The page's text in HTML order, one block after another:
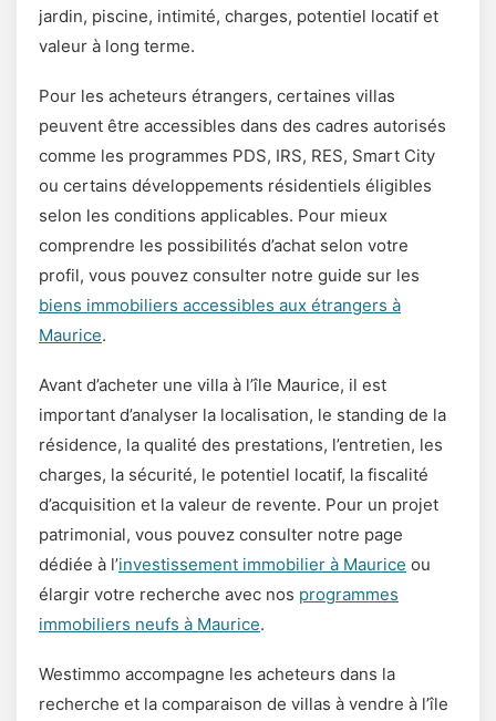
jardin, piscine, intimité, charges, potentiel locatif et
valeur à long terme.
Pour les acheteurs étrangers, certaines villas
peuvent être accessibles dans des cadres autorisés
comme les programmes PDS, IRS, RES, Smart City
ou certains développements résidentiels éligibles
selon les conditions applicables. Pour mieux
comprendre les possibilités d’achat selon votre
profil, vous pouvez consulter notre guide sur les
biens immobiliers accessibles aux étrangers à
Maurice.
Avant d’acheter une villa à l’île Maurice, il est
important d’analyser la localisation, le standing de la
résidence, la qualité des prestations, l’entretien, les
charges, la sécurité, le potentiel locatif, la fiscalité
d’acquisition et la valeur de revente. Pour un projet
patrimonial, vous pouvez consulter notre page
dédiée à l’investissement immobilier à Maurice ou
élargir votre recherche avec nos programmes
immobiliers neufs à Maurice.
Westimmo accompagne les acheteurs dans la
recherche et la comparaison de villas à vendre à l’île